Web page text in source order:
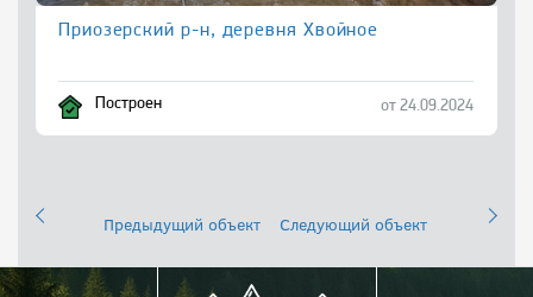
Приозерский р-н, деревня Хвойное
Построен от 24.09.2024
Предыдущий объект Следующий объект